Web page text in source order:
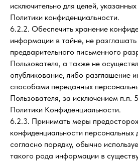
исключительно для целей,
Политики конфиденциальности.
6.2.2. Обеспечить хранение
информации в тайне, не разглашать
предварительного письменного
Пользователя, а также не
опубликование, либо разглашение
способами переданных
Пользователя, за исключением п.п.
Политики Конфиденциальности.
6.2.3. Принимать меры
конфиденциальности персональных
согласно порядку, обычно
такого рода информации в